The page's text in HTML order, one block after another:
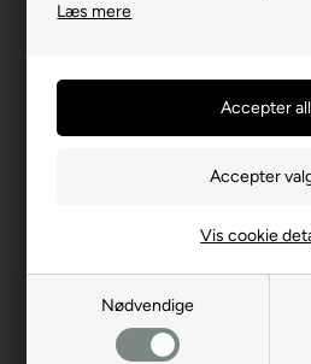
Læs mere
Nødvendige
Vis cookie
et hvil og er nemme at folde